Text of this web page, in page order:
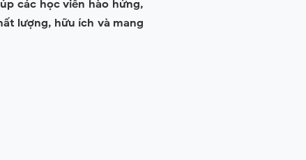
các học viên hào hứng,
lượng, hữu ích và mang